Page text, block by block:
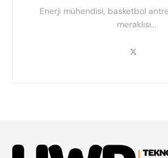
Enerji mühendisi, basketbol
meraklısı...